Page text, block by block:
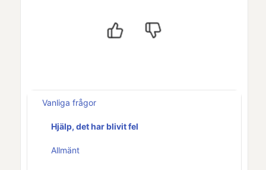
Vanliga frågor
Hjälp, det har blivit fel
Allmänt